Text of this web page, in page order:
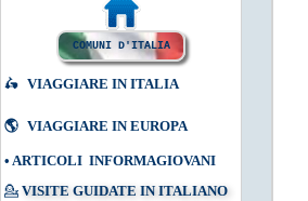
COMUNI D'ITALIA
🛵 VIAGGIARE IN ITALIA
🌎 VIAGGIARE IN EUROPA
• ARTICOLI INFORMAGIOVANI
💁 VISITE GUIDATE IN ITALIANO